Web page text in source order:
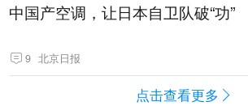
中国产空调，让日本自卫队破“功”
9 北京日报
点击查看更多